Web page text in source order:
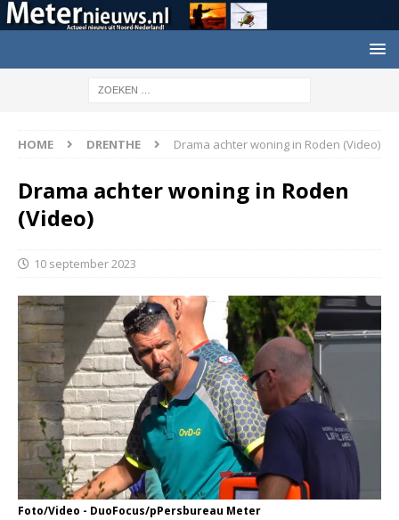
HOME DRENTHE Drama achter woning in Roden (Video)
Drama achter woning in Roden
(Video)
10 september 2023
Foto/Video - DuoFocus/pPersbureau Meter